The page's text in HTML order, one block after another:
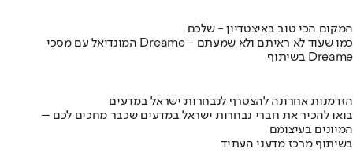
המקום הכי טוב באיצטדיון - שלכם
המונדיאל עם מסכי Dreame - כמו שעוד לא ראיתם ולא שמעתם
בשיתוף Dreame
הזדמנות אחרונה להצטרף לנבחרות ישראל במדעים
בואו להכיר את חברי נבחרות ישראל במדעים שכבר מחכים לכם –
המיונים בעיצומם
בשיתוף מרכז מדעני העתיד